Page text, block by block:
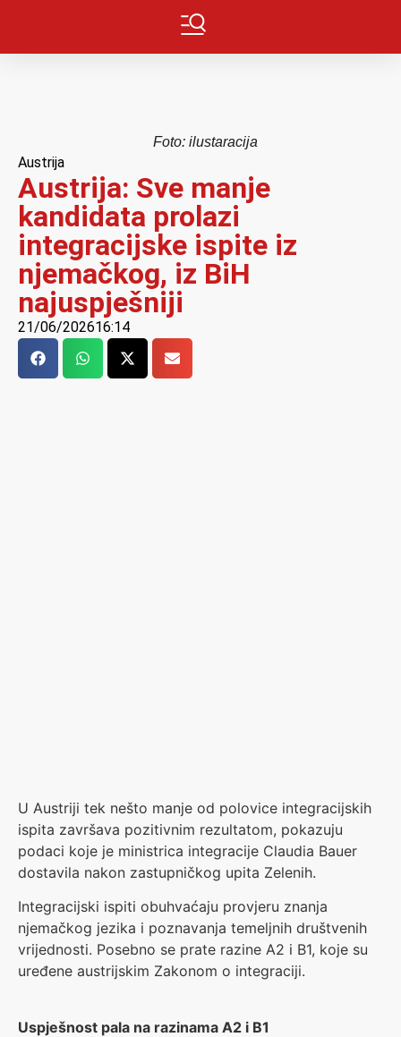
Foto: ilustaracija
Austrija
Austrija: Sve manje
kandidata prolazi
integracijske ispite iz
njemačkog, iz BiH
najuspješniji
21/06/202616:14
U Austriji tek nešto manje od polovice integracijskih
ispita završava pozitivnim rezultatom, pokazuju
podaci koje je ministrica integracije Claudia Bauer
dostavila nakon zastupničkog upita Zelenih.
Integracijski ispiti obuhvaćaju provjeru znanja
njemačkog jezika i poznavanja temeljnih društvenih
vrijednosti. Posebno se prate razine A2 i B1, koje su
uređene austrijskim Zakonom o integraciji.
Uspješnost pala na razinama A2 i B1